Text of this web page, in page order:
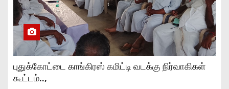
புதுக்கோட்டை காங்கிரஸ் கமிட்டி வடக்கு நிர்வாகிகள்
கூட்டம்..,